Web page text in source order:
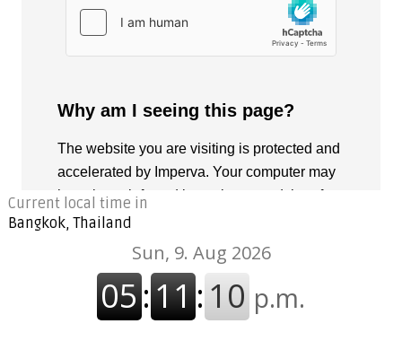
Current local time in
Bangkok, Thailand